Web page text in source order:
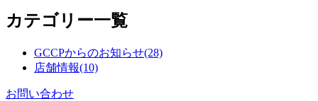
カテゴリー一覧
GCCPからのお知らせ(28)
店舗情報(10)
お問い合わせ